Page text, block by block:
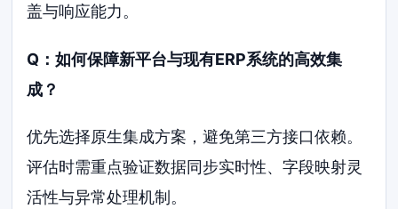
盖与响应能力。
Q：如何保障新平台与现有ERP系统的高效集
成？
优先选择原生集成方案，避免第三方接口依赖。
评估时需重点验证数据同步实时性、字段映射灵
活性与异常处理机制。